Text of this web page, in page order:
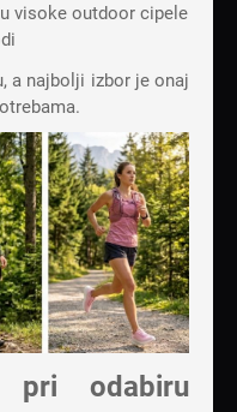
visoke outdoor cipele
a najbolji izbor je onaj
pri odabiru